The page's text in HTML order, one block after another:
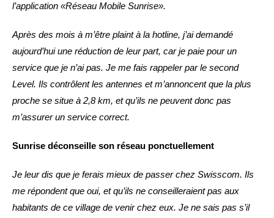
l’application «Réseau Mobile Sunrise».
Après des mois à m’être plaint à la hotline, j’ai demandé
aujourd’hui une réduction de leur part, car je paie pour un
service que je n’ai pas. Je me fais rappeler par le second
Level. Ils contrôlent les antennes et m’annoncent que la plus
proche se situe à 2,8 km, et qu’ils ne peuvent donc pas
m’assurer un service correct.
Sunrise déconseille son réseau ponctuellement
Je leur dis que je ferais mieux de passer chez Swisscom. Ils
me répondent que oui, et qu’ils ne conseilleraient pas aux
habitants de ce village de venir chez eux. Je ne sais pas s’il